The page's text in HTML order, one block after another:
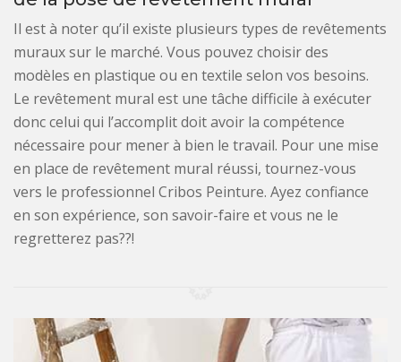
Il est à noter qu’il existe plusieurs types de revêtements
muraux sur le marché. Vous pouvez choisir des
modèles en plastique ou en textile selon vos besoins.
Le revêtement mural est une tâche difficile à exécuter
donc celui qui l’accomplit doit avoir la compétence
nécessaire pour mener à bien le travail. Pour une mise
en place de revêtement mural réussi, tournez-vous
vers le professionnel Cribos Peinture. Ayez confiance
en son expérience, son savoir-faire et vous ne le
regretterez pas??!